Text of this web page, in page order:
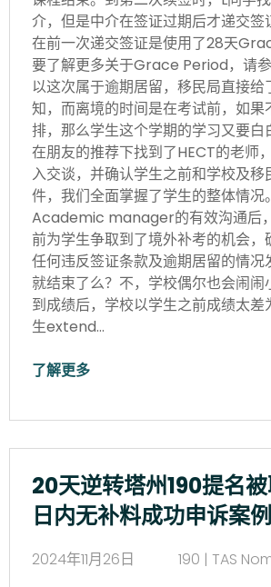
介，但是中介在签证过期后才递交签
在前一次递交签证是使用了28天
要了解更多关于Grace Period，请
以这次属于逾期居留，移民局直接给
知，而离境的时间是在考试前，如果
排，那么学生这个学期的学习又要白
在朋友的推荐下找到了HECT的老师
入交谈，并确认学生之前和学校及移
件，我们全面掌握了学生的整体情况
Academic manager的有效沟通后
前为学生争取到了境外补考的机会，
任何违反签证条款及逾期居留的情况
就结束了么？不，学校偶尔也会闹闹
到成绩后，学校以学生之前成绩太差
生extend…
了解更多
20天逆转塔州190提名
日内无补料成功申诉案例
2024年11月26日
190 | TAS